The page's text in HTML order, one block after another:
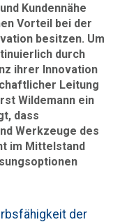
Kundennähe
Vorteil bei der
besitzen. Um
durch
ihrer Innovation
Leitung
Wildemann ein
dass
Werkzeuge des
im Mittelstand
der